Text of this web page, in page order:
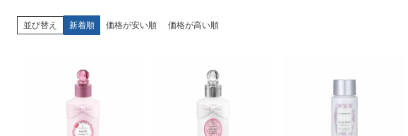
並び替え 新着順 価格が安い順 価格が高い順